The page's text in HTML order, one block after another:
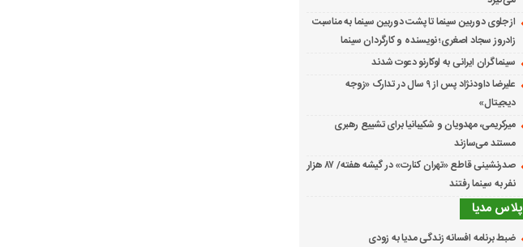
از جلوی دوربین سینما تا پشت دوربین سینما به مناسبت
زادروز سجاد اصغری؛ نویسنده و کارگردان سینما
سینماگران ایرانی به لوکارنو دعوت شدند
علیرضا داودنژاد پس از ۹ سال در تدارک «زوجه
دیجیتال»
میرکریمی، مهدویان و شکیبانیا برای تشییع رهبری
مستند می‌سازند
صدرنشینی قاطع «تهران کنارت» در گیشه هفته/ ۸۷ هزار
نفر به سینما رفتند
پلاس مدیا
ضبط برنامه افسانه زندگی مدیا به زودی